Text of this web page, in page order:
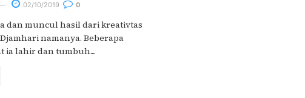
02/10/2019 0
dan muncul hasil dari kreativtas
namanya. Beberapa
ia lahir dan tumbuh....